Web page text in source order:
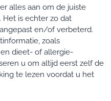
alles aan om de juiste
is echter zo dat
en/of verbeterd.
zoals
dieet- of allergie-
u om altijd eerst zelf de
te lezen voordat u het